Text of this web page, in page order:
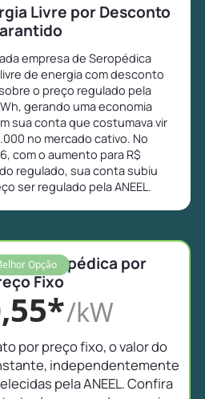
Livre por Desconto
empresa de Seropédica
de energia com desconto
o preço regulado pela
gerando uma economia
sua conta que costumava vir
no mercado cativo. No
com o aumento para R$
regulado, sua conta subiu
ser regulado pela ANEEL.
Opção
em Seropédica por
Fixo
/kW
por preço fixo, o valor do
independentemente
pela ANEEL. Confira